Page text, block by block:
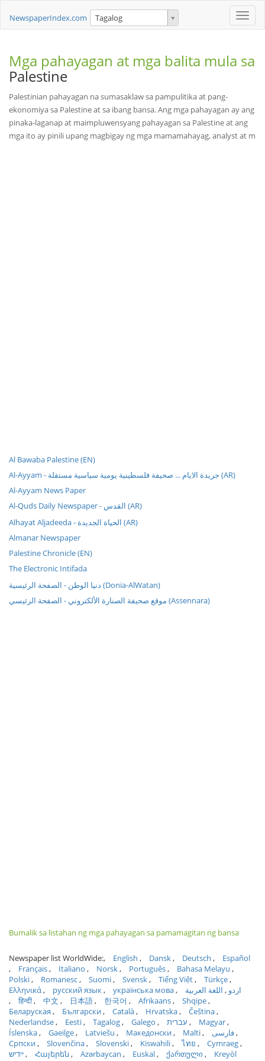
Toggle
NewspaperIndex.com Tagalog
Mga pahayagan at mga balita mula sa
Palestine
Palestinian pahayagan na sumasaklaw sa pampulitika at pang-
ekonomiya sa Palestine at sa ibang bansa. Ang mga pahayagan ay ang
pinaka-laganap at maimpluwensyang pahayagan sa Palestine at ang
mga ito ay pinili upang magbigay ng mga mamamahayag, analyst at m
Al Bawaba Palestine (EN)
Al-Ayyam - جريدة الايام ... صحيفة فلسطينية يومية سياسية مستقلة (AR)
Al-Ayyam News Paper
Al-Quds Daily Newspaper - القدس (AR)
Alhayat Aljadeeda - الحياة الجديدة (AR)
Almanar Newspaper
Palestine Chronicle (EN)
The Electronic Intifada
دنيا الوطن - الصفحة الرئيسية (Donia-AlWatan)
موقع صحيفة الصنارة الألكتروني - الصفحة الرئيسي (Assennara)
Bumalik sa listahan ng mga pahayagan sa pamamagitan ng bansa
Newspaper list WorldWide: English Dansk Deutsch
Español
Français
Italiano Norsk Português
Bahasa Melayu
Polski
Romanesc Suomi Svensk Tiếng Việt
Türkçe
Ελληνικά
русский язык українська мова اردو
اللغة العربية
हिन्दी
中文 日本語 한국어 Afrikaans
Shqipe
Беларуская
Български Català Hrvatska
Čeština
Nederlandse
Eesti Tagalog Galego עברית
Magyar
Íslenska
Gaeilge Latviešu Македонски Malti
فارسی
Српски
Slovenčina Slovenski Kiswahili ไทย
Cymraeg
ייִדיש
Հայերեն Azərbaycan Euskal ქართული
Kreyòl